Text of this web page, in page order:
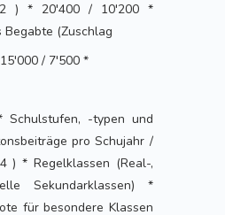
2 ) * 20'400 / 10'200 *
(Zuschlag
/ 7'500 *
Schulstufen, -typen und
pro Schujahr /
) * Regelklassen (Real-,
Sekundarklassen) *
für besondere Klassen